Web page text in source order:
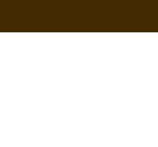
contenu